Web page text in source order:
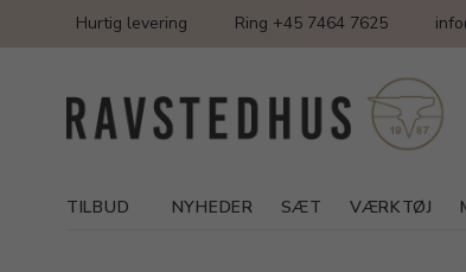
Hurtig levering Ring +45 7464 7625
TILBUD NYHEDER SÆT VÆRKTØJ